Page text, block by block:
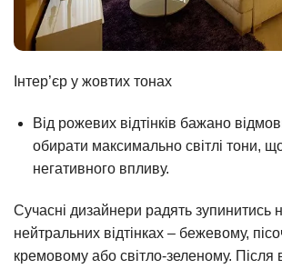
Інтер’єр у жовтих тонах
Від рожевих відтінків бажано
обирати максимально світлі тони,
негативного впливу.
Сучасні дизайнери радять зупинитись
нейтральних відтінках – бежевому,
кремовому або світло-зеленому. Після